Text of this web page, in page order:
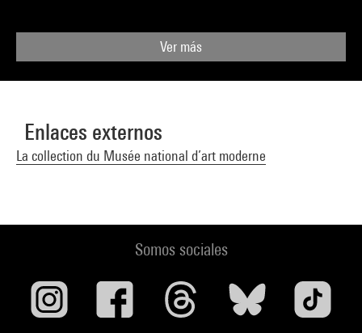
Ver más
Enlaces externos
La collection du Musée national d’art moderne
Somos sociales